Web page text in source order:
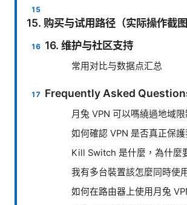
15. 购买与试用路径（实际操作截图
16. 维护与社区支持
常用对比与数据点汇总
Frequently Asked
月兔 VPN 可以嗎繞過地域限
如何確認 VPN 是否真正保護
Kill Switch 是什麼，為什麼
我有多台裝置該怎麼同時使
如何在路由器上使用月兔